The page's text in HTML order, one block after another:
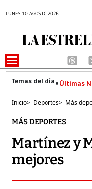
LUNES 10 AGOSTO 2026
Últimas
Inicio> Deportes> Más
MÁS DEPORTES
Martínez y
mejores